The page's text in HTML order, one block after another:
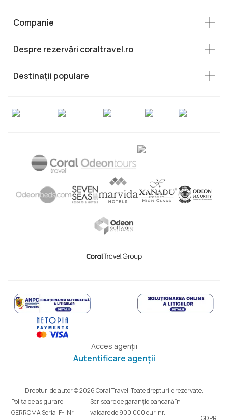
Companie
Despre rezervări coraltravel.ro
Destinații populare
Acces agenții
Autentificare agenții
Drepturi de autor © 2026 Coral Travel. Toate drepturile rezervate.
Polița de asigurare
GERROMA Seria IF-I Nr.
Scrisoare de garanție bancară în
valoare de 900.000 eur, nr.
GDPR